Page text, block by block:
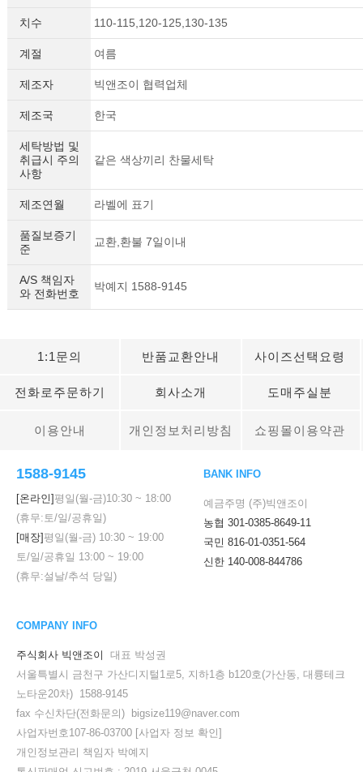
치수 110-115,120-125,130-135
계절 여름
제조자 빅앤조이 협력업체
제조국 한국
세탁방법 및
취급시 주의
사항
같은 색상끼리 찬물세탁
제조연월 라벨에 표기
품질보증기
준
교환,환불 7일이내
A/S 책임자
와 전화번호
박예지 1588-9145
1:1문의 반품교환안내 사이즈선택요령
전화로주문하기 회사소개 도매주실분
이용안내 개인정보처리방침 쇼핑몰이용약관
1588-9145
[온라인]평일(월-금)10:30 ~ 18:00
(휴무:토/일/공휴일)
[매장]평일(월-금) 10:30 ~ 19:00
토/일/공휴일 13:00 ~ 19:00
(휴무:설날/추석 당일)
BANK INFO
예금주명 (주)빅앤조이
농협 301-0385-8649-11
국민 816-01-0351-564
신한 140-008-844786
COMPANY INFO
주식회사 빅앤조이
대표 박성권
서울특별시 금천구 가산디지털1로5, 지하1층 b120호(가산동, 대륭테크
노타운20차) 1588-9145
fax 수신차단(전화문의) bigsize119@naver.com
사업자번호107-86-03700 [사업자 정보 확인]
개인정보관리 책임자 박예지